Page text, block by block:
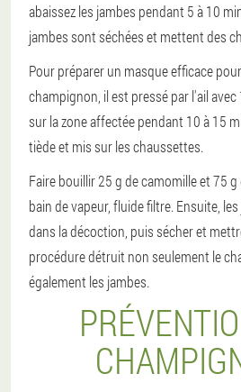
abaissez les jambes pendant 5 à 10
jambes sont séchées et mettent des
Pour préparer un masque efficace
champignon, il est pressé par l'ail
sur la zone affectée pendant 10 à 15
tiède et mis sur les chaussettes.
Faire bouillir 25 g de camomille et 75
bain de vapeur, fluide filtre. Ensuite,
dans la décoction, puis sécher et
procédure détruit non seulement le
également les jambes.